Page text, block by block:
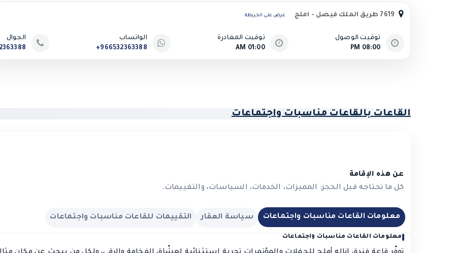
7619 طريق الملك فيصل - املج عرض على الخريطة
توقيت الوصول
08:00 PM
توقيت المغادرة
01:00 AM
الواتساب
+966532363388
الجوال
القاعات بالقاعات مناسبات واجتماعات
عن هذه الإقامة
كل ما تحتاجه قبل الحجز: المميزات، الخدمات، السياسات، والتقييمات.
معلومات القاعات مناسبات واجتماعات سياسة العقار التقييمات للقاعات مناسبات واجتماعات
معلومات القاعات مناسبات واجتماعات